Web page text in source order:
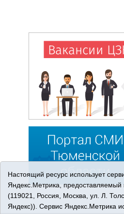
Настоящий ресурс использует
Яндекс.Метрика,
(119021, Россия, Москва, ул. Л.
Яндекс)). Сервис Яндекс.Метрика